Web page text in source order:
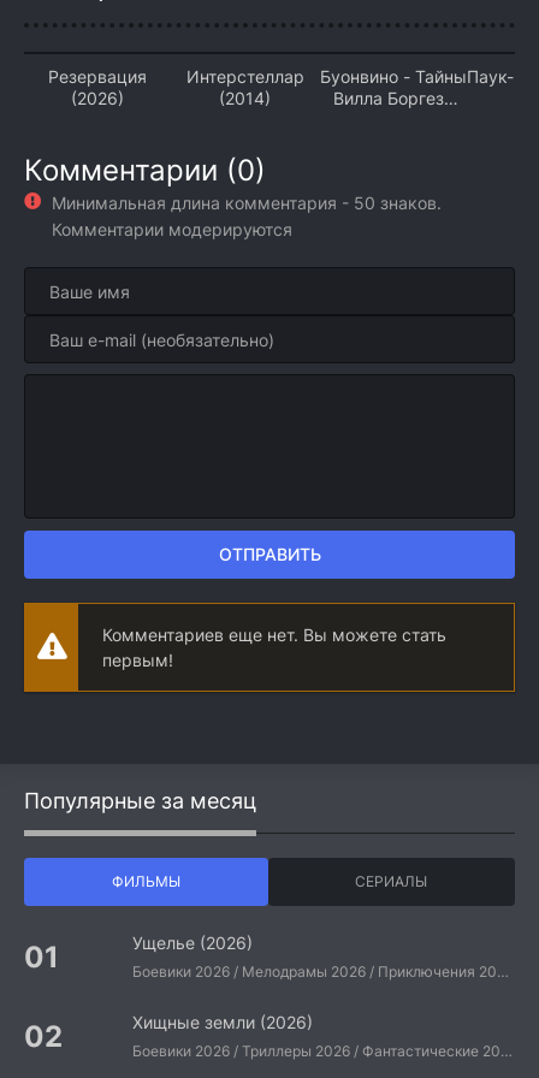
Резервация
(2026)
Интерстеллар
(2014)
Буонвино - Тайны
Вилла Боргезе
Паук-
Комментарии (0)
Минимальная длина комментария - 50 знаков.
Комментарии модерируются
ОТПРАВИТЬ
Комментариев еще нет. Вы можете стать
первым!
Популярные за месяц
ФИЛЬМЫ СЕРИАЛЫ
Ущелье (2026)
Боевики 2026 / Мелодрамы 2026 / Приключения 2026 / Ужасы 2026 / Фантастические 2026 / Зарубежные фильмы 2026 / Американские фильмы / Фильмы 2026
Хищные земли (2026)
Боевики 2026 / Триллеры 2026 / Фантастические 2026 / Зарубежные фильмы 2026 / Американские фильмы / Фильмы 2026